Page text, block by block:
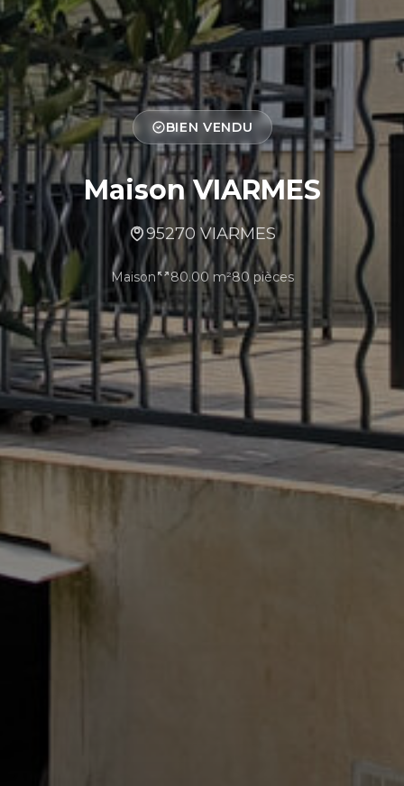
BIEN VENDU
Maison VIARMES
95270 VIARMES
Maison 80.00 m²80 pièces